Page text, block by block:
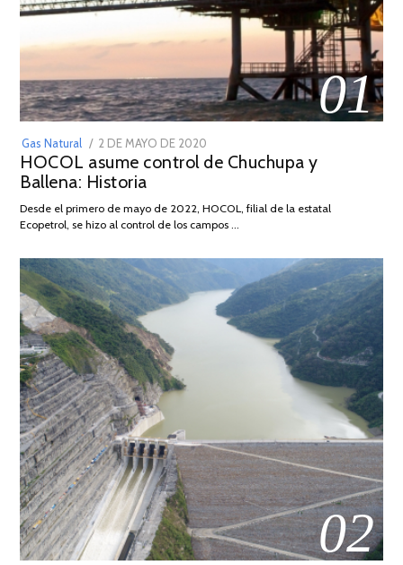
01
Gas Natural
POSTED
ON
2 DE MAYO DE 2020
DE
2026
HOCOL asume control de Chuchupa y
Ballena: Historia
Desde el primero de mayo de 2022, HOCOL, filial de la estatal
Ecopetrol, se hizo al control de los campos …
02